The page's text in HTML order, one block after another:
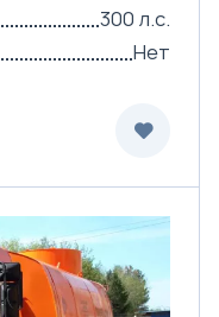
300 л.с.
Нет